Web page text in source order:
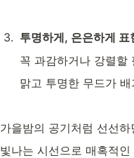
3. 투명하게, 은은하게 표
꼭 과감하거나 강렬할
맑고 투명한 무드가
가을밤의 공기처럼 선선하
빛나는 시선으로 매혹적